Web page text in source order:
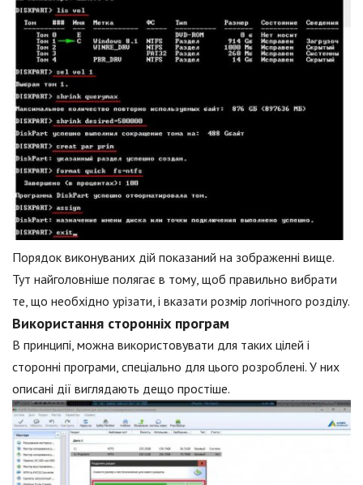
Порядок виконуваних дій показаний на зображенні вище.
Тут найголовніше полягає в тому, щоб правильно вибрати
те, що необхідно урізати, і вказати розмір логічного розділу.
Використання сторонніх програм
В принципі, можна використовувати для таких цілей і
сторонні програми, спеціально для цього розроблені. У них
описані дії виглядають дещо простіше.